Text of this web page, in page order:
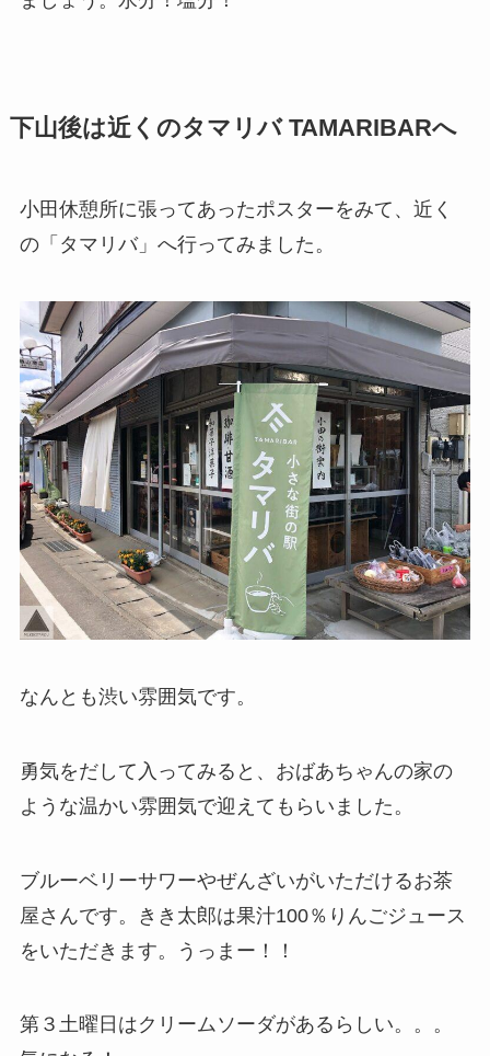
下山後は近くのタマリバ TAMARIBARへ
小田休憩所に張ってあったポスターをみて、近く
の「タマリバ」へ行ってみました。
なんとも渋い雰囲気です。
勇気をだして入ってみると、おばあちゃんの家の
ような温かい雰囲気で迎えてもらいました。
ブルーベリーサワーやぜんざいがいただけるお茶
屋さんです。きき太郎は果汁100％りんごジュース
をいただきます。うっまー！！
第３土曜日はクリームソーダがあるらしい。。。